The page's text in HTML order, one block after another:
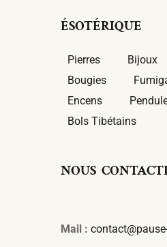
ÉSOTÉRIQUE
Pierres Bijoux
Bougies
Encens
Bols Tibétains
NOUS
Mail :